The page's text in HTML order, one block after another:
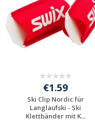
€1.59
Ski Clip Nordic für
Langlaufski - Ski
Klettbänder mit K...